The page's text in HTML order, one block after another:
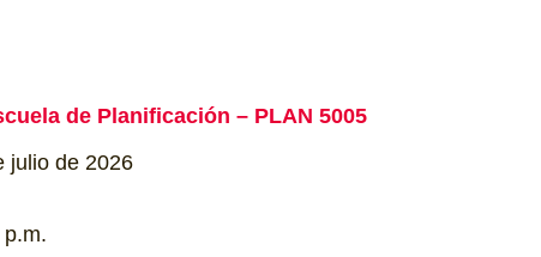
de Planificación – PLAN 5005
julio de 2026